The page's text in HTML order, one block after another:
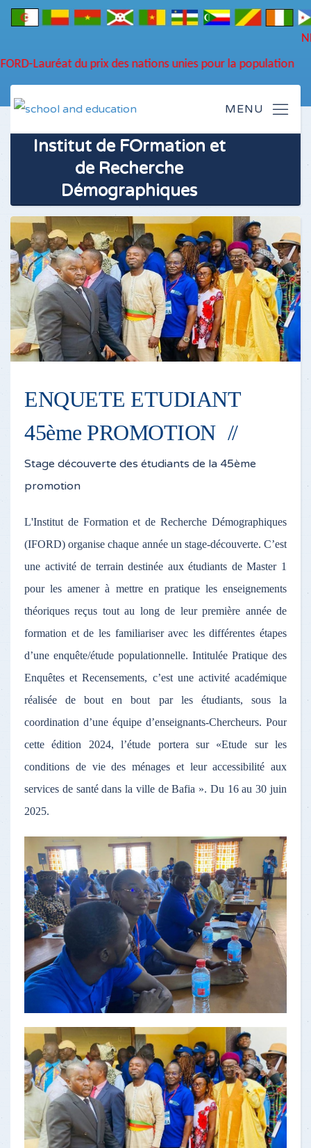
Lauréat du prix des nations unies pour la population
Institut de FOrmation et
de Recherche
Démographiques
ENQUETE ETUDIANT
45ème PROMOTION
Stage découverte des étudiants de la 45ème
promotion
L'Institut de Formation et de Recherche Démographiques
(IFORD) organise chaque année un stage-découverte. C’est
une activité de terrain destinée aux étudiants de Master 1
pour les amener à mettre en pratique les enseignements
théoriques reçus tout au long de leur première année de
formation et de les familiariser avec les différentes étapes
d’une enquête/étude populationnelle. Intitulée Pratique des
Enquêtes et Recensements, c’est une activité académique
réalisée de bout en bout par les étudiants, sous la
coordination d’une équipe d’enseignants-Chercheurs. Pour
cette édition 2024, l’étude portera sur «Etude sur les
conditions de vie des ménages et leur accessibilité aux
services de santé dans la ville de Bafia ». Du 16 au 30 juin
2025.